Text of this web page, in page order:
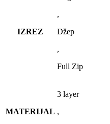
IZREZ
,
Džep
,
Full Zip
MATERIJAL
3 layer
,